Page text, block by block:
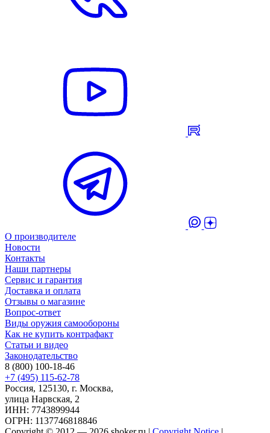
О производителе
Новости
Контакты
Наши партнеры
Сервис и гарантия
Доставка и оплата
Отзывы о магазине
Вопрос-ответ
Виды оружия самообороны
Как не купить контрафакт
Статьи и видео
Законодательство
8 (800) 100-18-46
+7 (495) 115-62-78
Россия, 125130, г. Москва,
улица Нарвская, 2
ИНН: 7743899944
ОГРН: 1137746818846